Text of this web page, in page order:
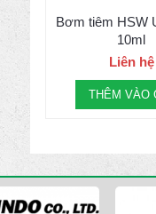
Bơm tiêm HSW
10ml
Liên hệ
THÊM VÀO